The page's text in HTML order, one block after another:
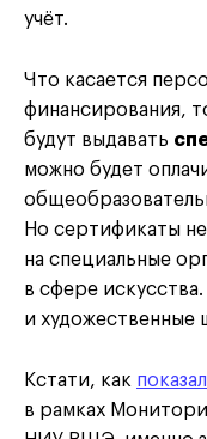
учёт.
Что касается
финансирования,
будут выдавать
можно будет
Но сертификаты
на специальные
в сфере
и художественные
Кстати, как
в рамках